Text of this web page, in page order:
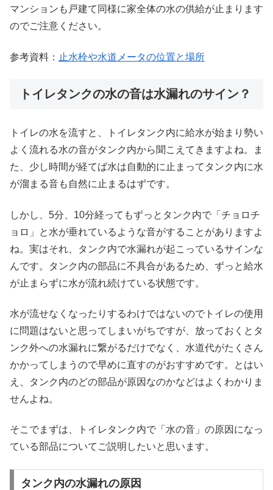
マンションも戸建て同様に家全体の水の供給が止まります
のでご注意ください。
参考資料： 止水栓や水道メータの位置と場所
トイレタンクの水の音は水漏れのサイン？
トイレの水を流すと、トイレタンク内に給水が始まり勢い
よく流れる水の音がタンク内から聞こえてきますよね。ま
た、少し時間が経てば水は自動的に止まってタンク内に水
が溜まる音も自然に止まるはずです。
しかし、5分、10分経ってもずっとタンク内で「チョロチ
ョロ」と水が垂れているような音がすることがありますよ
ね。実はそれ、タンク内で水漏れが起こっているサインな
んです。タンク内の部品に不具合があるため、ずっと給水
が止まらずに水が流れ続けている状態です。
水が流せなくなったりするわけではないのでトイレの使用
に問題はないと思ってしまいがちですが、放っておくとタ
ンク外への水漏れに繋がるだけでなく、水道代がたくさん
かかってしまうので早めに直すのがおすすめです。とはい
え、タンク内のどの部品が原因なのかなどはよくわかりま
せんよね。
そこでまずは、トイレタンク内で「水の音」の原因になっ
ている部品についてご説明したいと思います。
タンク内の水漏れの原因